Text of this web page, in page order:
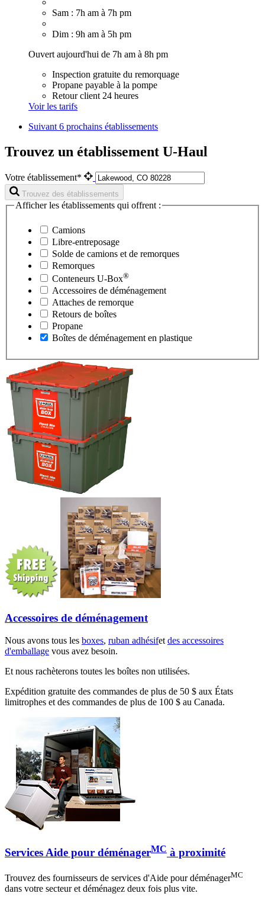
Sam : 7h am à 7h pm
Dim : 9h am à 5h pm
Ouvert aujourd'hui de 7h am à 8h pm
Inspection gratuite du remorquage
Propane payable à la pompe
Retour client 24 heures
Voir les tarifs
Suivant6 prochains établissements
Trouvez un établissement U-Haul
Votre établissement*
Trouvez des établissements
Afficher les établissements qui offrent :
Camions
Libre-entreposage
Solde de camions et de remorques
Remorques
Conteneurs U-Box®
Accessoires de déménagement
Attaches de remorque
Retours de boîtes
Propane
Boîtes de déménagement en plastique
Accessoires de déménagement
Nous avons tous les boxes, ruban adhésifet des accessoires
d'emballage vous avez besoin.
Et nous rachèterons toutes les boîtes non utilisées.
Expédition gratuite des commandes de plus de 50 $ aux États
limitrophes et des commandes de plus de 100 $ au Canada.
Services Aide pour déménagerMC à proximité
Trouvez des fournisseurs de services d'Aide pour déménagerMC
dans votre secteur et déménagez deux fois plus vite.